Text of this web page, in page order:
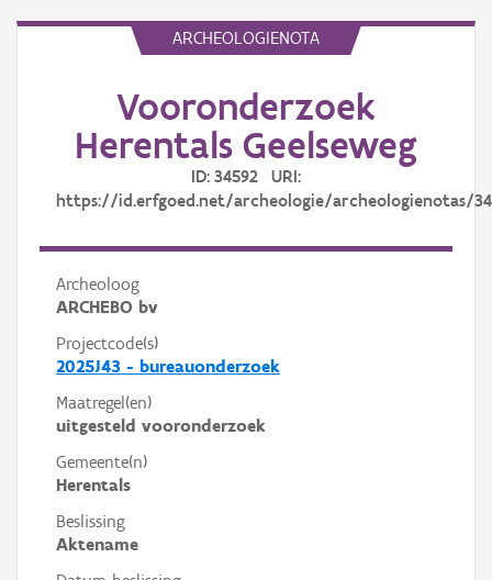
ARCHEOLOGIENOTA
Vooronderzoek
Herentals Geelseweg
ID: 34592 URI:
https://id.erfgoed.net/archeologie/archeologienotas/
Archeoloog
ARCHEBO bv
Projectcode(s)
2025J43 - bureauonderzoek
Maatregel(en)
uitgesteld vooronderzoek
Gemeente(n)
Herentals
Beslissing
Aktename